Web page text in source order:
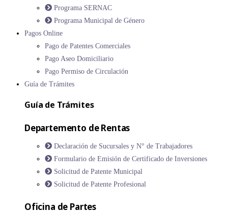
Programa SERNAC
Programa Municipal de Género
Pagos Online
Pago de Patentes Comerciales
Pago Aseo Domiciliario
Pago Permiso de Circulación
Guía de Trámites
Guía de Trámites
Departemento de Rentas
Declaración de Sucursales y N° de Trabajadores
Formulario de Emisión de Certificado de Inversiones
Solicitud de Patente Municipal
Solicitud de Patente Profesional
Oficina de Partes